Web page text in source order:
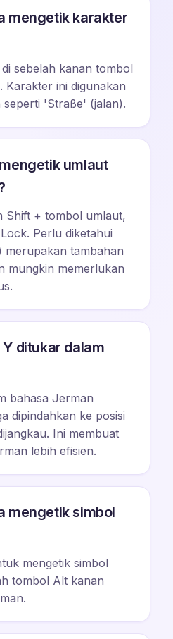
mengetik karakter
sebelah kanan tombol
Karakter ini digunakan
'Straße' (jalan).
umlaut
Shift + tombol umlaut,
Perlu diketahui
merupakan tambahan
mungkin memerlukan
ditukar dalam
bahasa Jerman
dipindahkan ke posisi
Ini membuat
lebih efisien.
mengetik simbol
mengetik simbol
tombol Alt kanan